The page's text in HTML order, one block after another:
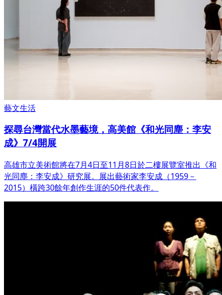
藝文生活
探尋台灣當代水墨藝境，高美館《和光同塵：李安
成》7/4開展
高雄市立美術館將在7月4日至11月8日於二樓展覽室推出《和
光同塵：李安成》研究展。展出藝術家李安成（1959－
2015）橫跨30餘年創作生涯的50件代表作。